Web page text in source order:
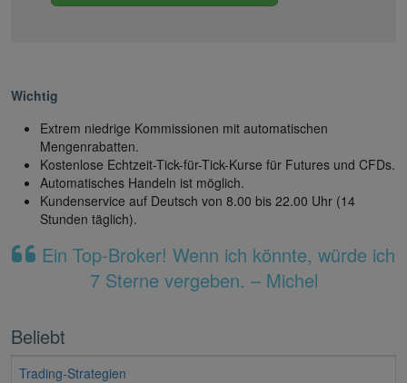
Wichtig
Extrem niedrige Kommissionen mit automatischen
Mengenrabatten.
Kostenlose Echtzeit-Tick-für-Tick-Kurse für Futures und CFDs.
Automatisches Handeln ist möglich.
Kundenservice auf Deutsch von 8.00 bis 22.00 Uhr (14
Stunden täglich).
Ein Top-Broker! Wenn ich könnte, würde ich
7 Sterne vergeben. – Michel
Beliebt
Trading-Strategien